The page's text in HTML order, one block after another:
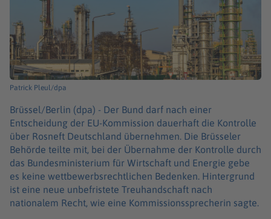
Patrick Pleul/dpa
Brüssel/Berlin (dpa) - Der Bund darf nach einer
Entscheidung der EU-Kommission dauerhaft die Kontrolle
über Rosneft Deutschland übernehmen. Die Brüsseler
Behörde teilte mit, bei der Übernahme der Kontrolle durch
das Bundesministerium für Wirtschaft und Energie gebe
es keine wettbewerbsrechtlichen Bedenken. Hintergrund
ist eine neue unbefristete Treuhandschaft nach
nationalem Recht, wie eine Kommissionssprecherin sagte.